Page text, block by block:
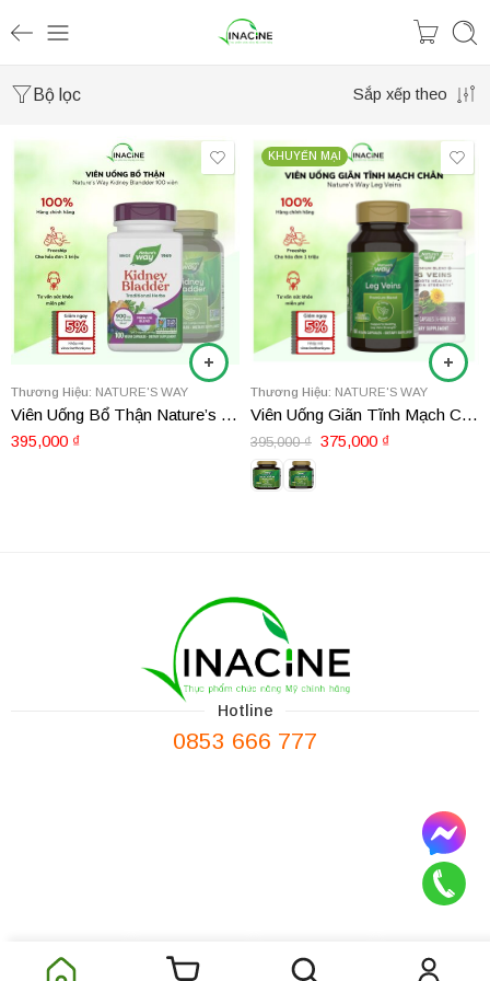
Bộ lọc Sắp xếp theo
Thương Hiệu: NATURE'S WAY
Viên Uống Bổ Thận Nature’s Way Kidney Bladder 100 viên
395,000 ₫
KHUYẾN MẠI
Thương Hiệu: NATURE'S WAY
Viên Uống Giãn Tĩnh Mạch Chân Nature’s Way Leg Veins
395,000₫ 375,000 ₫
Hotline
0853 666 777